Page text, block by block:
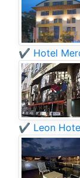
✔️ Hotel
✔️ Leon